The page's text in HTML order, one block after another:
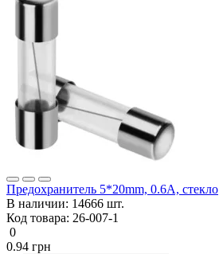
Предохранитель 5*20mm, 0.6A, стекло
В наличии: 14666 шт.
Код товара: 26-007-1
0
0.94 грн